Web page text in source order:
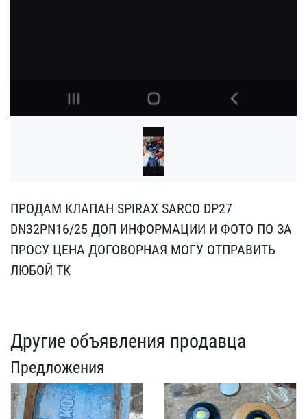
ПРОДАМ КЛАПАН SPIRAX SAR​CO DP27
DN32PN16/25 ДОП​ ИНФОРМАЦИИ И ФОТО ПО ЗА​
ПРОСУ ЦЕНА ДОГОВОРНАЯ МО​ГУ ОТПРАВИТЬ
ЛЮБОЙ ТК
Другие объявления продавца
Предложения